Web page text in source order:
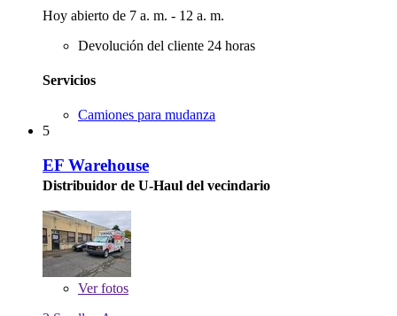
Hoy abierto de 7 a. m. - 12 a. m.
Devolución del cliente 24 horas
Servicios
Camiones para mudanza
5
EF Warehouse
Distribuidor de U-Haul del vecindario
Verfotos